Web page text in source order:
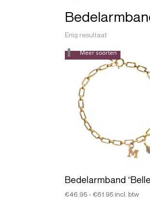
Enig resultaat
Meer soorten
Bedelarmband
€46.95 - €61.95Prijsklasse:
incl. btw